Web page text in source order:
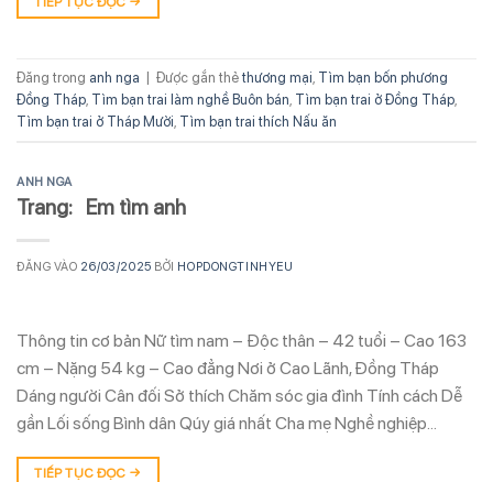
Đăng trong anh nga | Được gắn thẻ thương mại Tìm bạn bốn phương
Đồng Tháp Tìm bạn trai làm nghề Buôn bán Tìm bạn trai ở Đồng Tháp
Tìm bạn trai ở Tháp Mười Tìm bạn trai thích Nấu ăn
ANH NGA
Trang: Em tìm anh
ĐĂNG VÀO 26/03/2025 BỞI HOPDONGTINHYEU
Thông tin cơ bản Nữ tìm nam – Độc thân – 42 tuổi – Cao 163
cm – Nặng 54 kg – Cao đẳng Nơi ở Cao Lãnh, Đồng Tháp
Dáng người Cân đối Sở thích Chăm sóc gia đình Tính cách Dễ
gần Lối sống Bình dân Qúy giá nhất Cha mẹ Nghề nghiệp…
TIẾP TỤC ĐỌC →